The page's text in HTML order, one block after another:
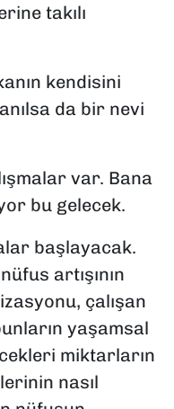
takılı
kendisini
da bir nevi
var. Bana
bu gelecek.
başlayacak.
artışının
çalışan
yaşamsal
miktarların
nasıl